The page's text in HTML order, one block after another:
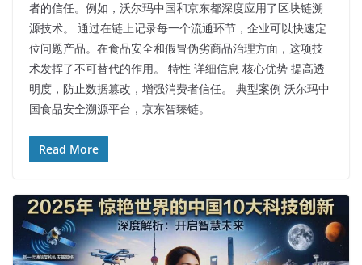
者的信任。例如，沃尔玛中国和京东都深度应用了区块链溯
源技术。 通过在链上记录每一个流通环节，企业可以快速定
位问题产品。在食品安全和假冒伪劣商品治理方面，这项技
术发挥了不可替代的作用。 特性 详细信息 核心优势 提高透
明度，防止数据篡改，增强消费者信任。 典型案例 沃尔玛中
国食品安全溯源平台，京东智臻链。
Read More